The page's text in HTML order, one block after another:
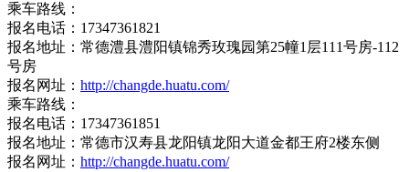
乘车路线：
报名电话：17347361821
报名地址：常德澧县澧阳镇锦秀玫瑰园第25幢1层111号房-112
号房
报名网址： http://changde.huatu.com/
乘车路线：
报名电话：17347361851
报名地址：常德市汉寿县龙阳镇龙阳大道金都王府2楼东侧
报名网址： http://changde.huatu.com/